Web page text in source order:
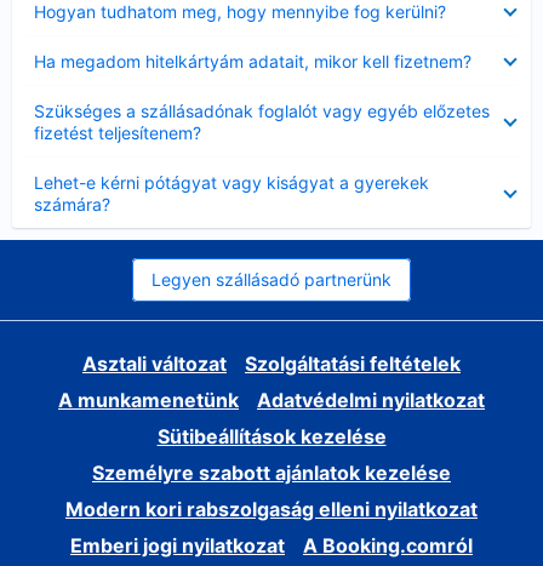
Hogyan tudhatom meg, hogy mennyibe fog kerülni?
Ha megadom hitelkártyám adatait, mikor kell fizetnem?
Szükséges a szállásadónak foglalót vagy egyéb előzetes
fizetést teljesítenem?
Lehet-e kérni pótágyat vagy kiságyat a gyerekek
számára?
Legyen szállásadó partnerünk
Asztali változat
Szolgáltatási feltételek
A munkamenetünk
Adatvédelmi nyilatkozat
Sütibeállítások kezelése
Személyre szabott ajánlatok kezelése
Modern kori rabszolgaság elleni nyilatkozat
Emberi jogi nyilatkozat
A Booking.comról